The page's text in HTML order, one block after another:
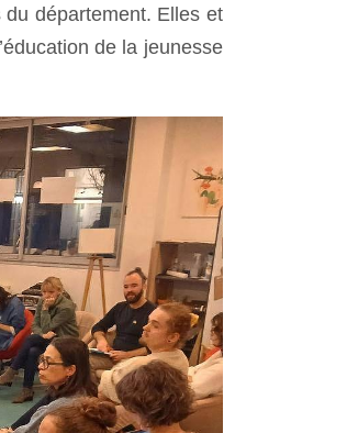
du département. Elles et
de la jeunesse